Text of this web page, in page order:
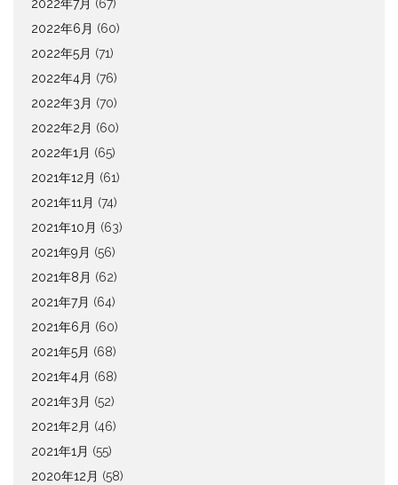
2022年7月 (67)
2022年6月 (60)
2022年5月 (71)
2022年4月 (76)
2022年3月 (70)
2022年2月 (60)
2022年1月 (65)
2021年12月 (61)
2021年11月 (74)
2021年10月 (63)
2021年9月 (56)
2021年8月 (62)
2021年7月 (64)
2021年6月 (60)
2021年5月 (68)
2021年4月 (68)
2021年3月 (52)
2021年2月 (46)
2021年1月 (55)
2020年12月 (58)